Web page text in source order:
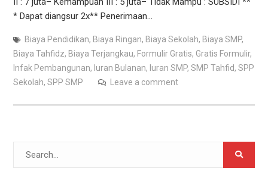
* Dapat diangsur 2x** Penerimaan…
Biaya Pendidikan, Biaya Ringan, Biaya Sekolah, Biaya SMP,
Biaya Tahfidz, Biaya Terjangkau, Formulir Gratis, Gratis Formulir,
Infak Pembangunan, Iuran Bulanan, Iuran SMP, SMP Tahfid, SPP
Sekolah, SPP SMP Leave a comment